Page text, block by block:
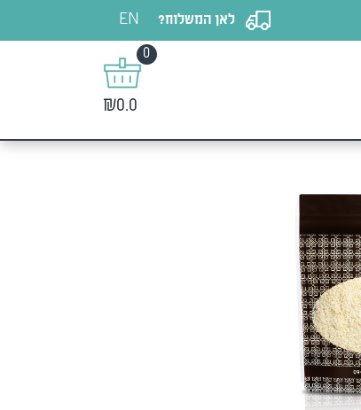
לאן המשלוח? EN
0
₪0.0